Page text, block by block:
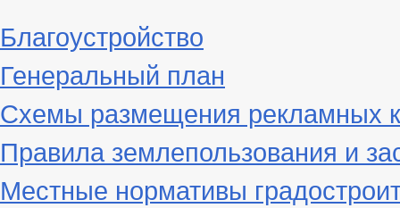
Благоустройство
Генеральный план
Схемы размещения рекламных
Правила землепользования и
Местные нормативы